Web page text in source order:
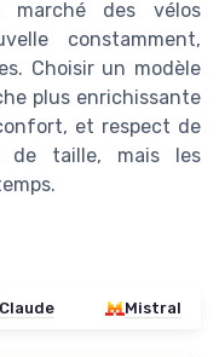
marché des vélos
constamment,
Choisir un modèle
plus enrichissante
et respect de
de taille, mais les
Mistral